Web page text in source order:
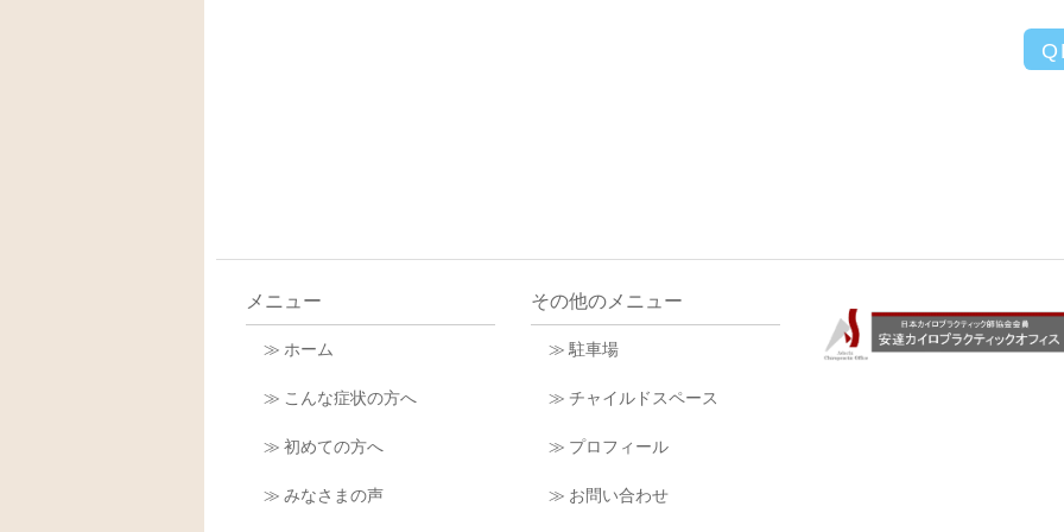
メニュー
≫ ホーム
≫ こんな症状の方へ
≫ 初めての方へ
≫ みなさまの声
その他のメニュー
≫ 駐車場
≫ チャイルドスペース
≫ プロフィール
≫ お問い合わせ